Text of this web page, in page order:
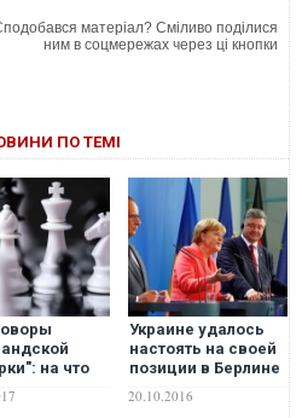
матеріал? Сміливо поділися
ним в соцмережах через ці кнопки
ПО ТЕМІ
на что
Украине удалось
настоять на своей
позиции в Берлине
20.10.2016